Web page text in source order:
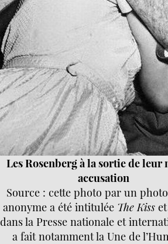
Les Rosenberg à la sortie de leur
accusation
Source : cette photo par un
anonyme a été intitulée The Kisset
dans la Presse nationale et
a fait notamment la Une de